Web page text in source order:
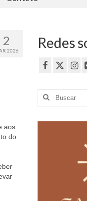
2
2026
aos
do
Redes
Buscar